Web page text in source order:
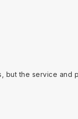
but the service and